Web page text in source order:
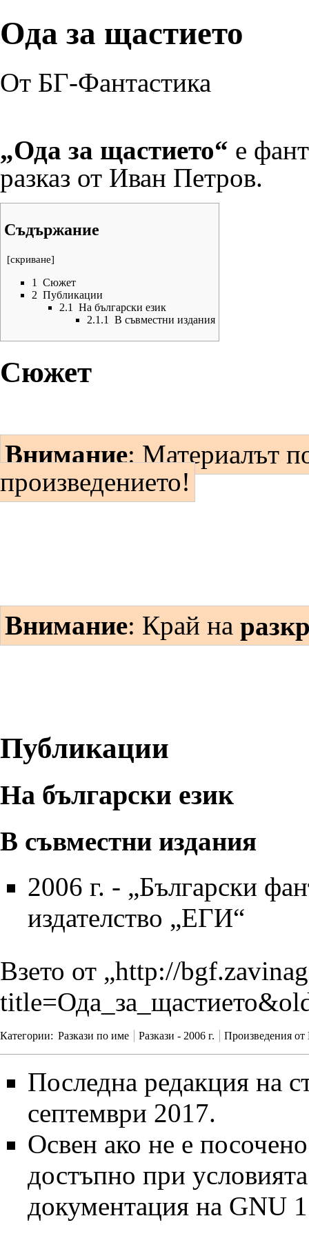
Ода за щастието
От БГ-Фантастика
„Ода за щастието“ е
разказ от Иван Петров.
Съдържание
[скриване]
1
Сюжет
2 Публикации
2.1
На български език
2.1.1
В съвместни издания
Сюжет
Внимание: Материалът
произведението!
Внимание: Край на
Публикации
На български език
В съвместни издания
2006 г. - „Български
издателство „ЕГИ“
Взето от „http://
Категории: Разкази по име Разкази - 2006 г. Произведения
Последна редакция на
септември 2017.
Освен ако не е
достъпно при
документация на GNU